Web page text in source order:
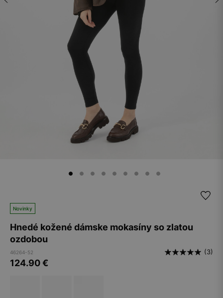
Novinky
Hnedé kožené dámske mokasíny so zlatou
ozdobou
46264-52 (3)
124.90€